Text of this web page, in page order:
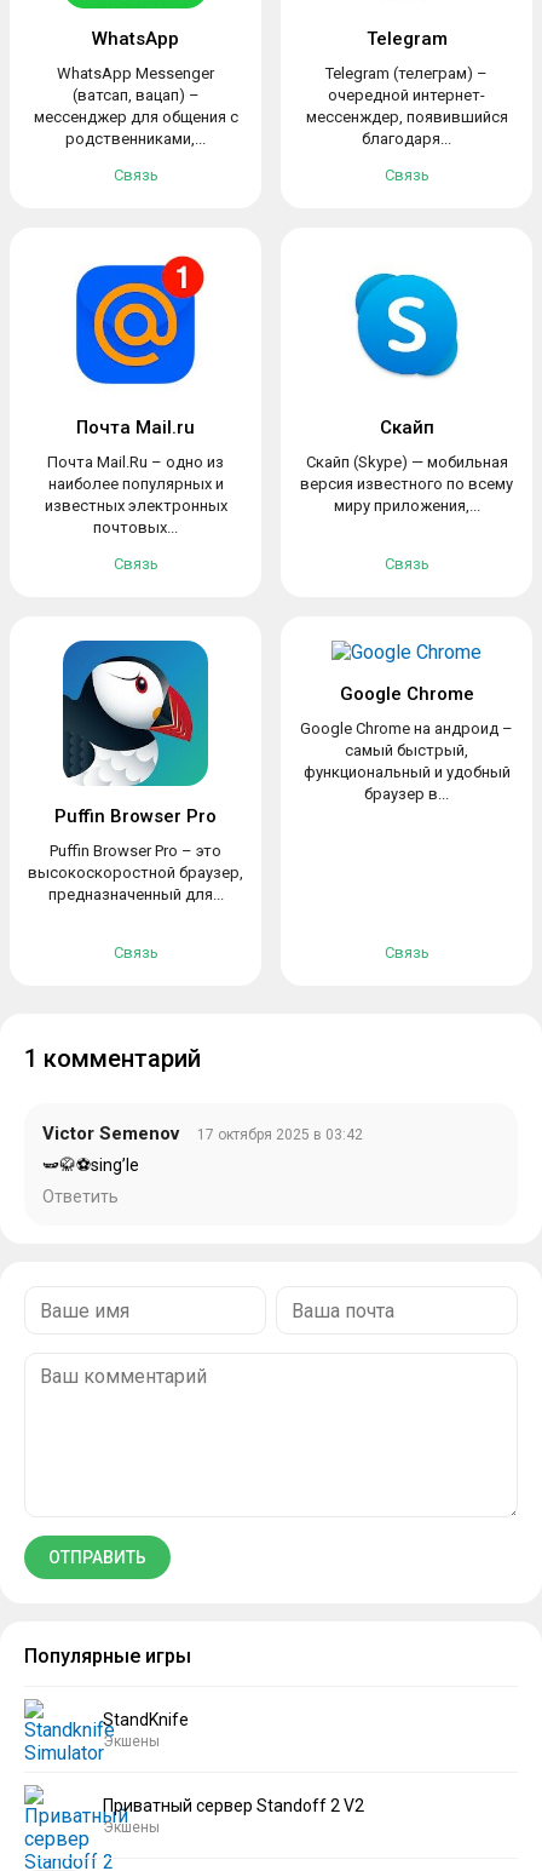
WhatsApp
WhatsApp Messenger
(ватсап, вацап) –
мессенджер для общения с
родственниками,...
Связь
Telegram
Telegram (телеграм) –
очередной интернет-
мессенждер, появившийся
благодаря...
Связь
Почта Mail.ru
Почта Mail.Ru – одно из
наиболее популярных и
известных электронных
почтовых...
Связь
Скайп
Скайп (Skype) — мобильная
версия известного по всему
миру приложения,...
Связь
Puffin Browser Pro
Puffin Browser Pro – это
высокоскоростной браузер,
предназначенный для...
Связь
Google Chrome
Google Chrome на андроид –
самый быстрый,
функциональный и удобный
браузер в...
Связь
1 комментарий
Victor Semenov 17 октября 2025 в 03:42
🫛🥋⚽sing’le
Ответить
Популярные игры
StandKnife
Экшены
Приватный сервер Standoff 2 V2
Экшены